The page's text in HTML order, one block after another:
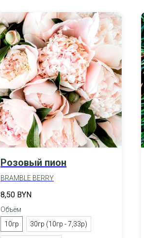
Розовый пион
BRAMBLE BERRY
8,50 BYN
Объём
10гр
30гр (10гр - 7,33р)